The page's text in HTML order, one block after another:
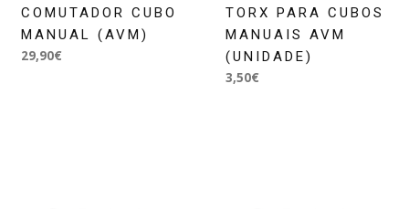
COMUTADOR CUBO
MANUAL (AVM)
29,90€
TORX PARA CUBOS
MANUAIS AVM
(UNIDADE)
3,50€